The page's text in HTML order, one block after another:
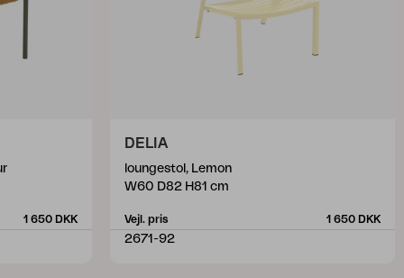
1 650 DKK
DELIA
loungestol, Lemon
W60 D82 H81 cm
Vejl. pris 1 650 DKK
2671-92